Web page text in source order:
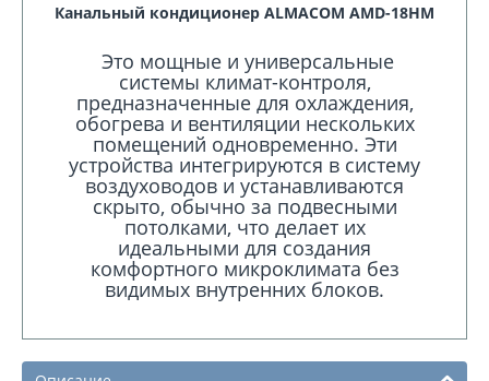
Канальный кондиционер ALMACOM AMD-18HМ
Это мощные и универсальные
системы климат-контроля,
предназначенные для охлаждения,
обогрева и вентиляции нескольких
помещений одновременно. Эти
устройства интегрируются в систему
воздуховодов и устанавливаются
скрыто, обычно за подвесными
потолками, что делает их
идеальными для создания
комфортного микроклимата без
видимых внутренних блоков.